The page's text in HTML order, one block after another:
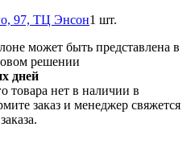
97, ТЦ Энсон1 шт.
может быть представлена в
решении
дней
товара нет в наличии в
заказ и менеджер свяжется